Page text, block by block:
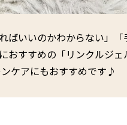
ばいいのかわからない」
おすすめの「リンクルジェ
ケアにもおすすめです♪